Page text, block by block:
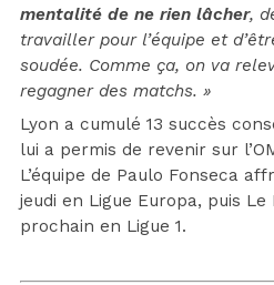
mentalité de ne rien lâcher,
travailler pour l’équipe et
soudée. Comme ça, on va
regagner des matchs. »
Lyon a cumulé 13 succès
lui a permis de revenir sur
L’équipe de Paulo Fonseca
jeudi en Ligue Europa, puis
prochain en Ligue 1.